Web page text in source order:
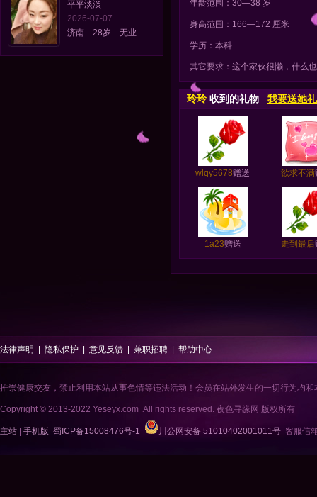
平平淡淡
2026-07-07
济南 28岁 无业
年龄范围：30—38 岁
身高范围：166—172 厘米
学历：本科
其它要求：这个家伙很懒，什么
玲玲收到的礼物 我要送她
wlqy5678赠送 欲求不满
1a23赠送 走到最后
法律声明 隐私保护 意见反馈 兼职招聘 帮助中心
推崇健康交友，禁止利用本站从事色情等违法活动！会员在站外发生的一切行为均
Copyright © 2013-2022 Yeseyx.com .All rights reserved. 夜色寻缘网 版权所有
主站 手机版 蜀ICP备15008476号-1 川公网安备 51010402001011号 客服信